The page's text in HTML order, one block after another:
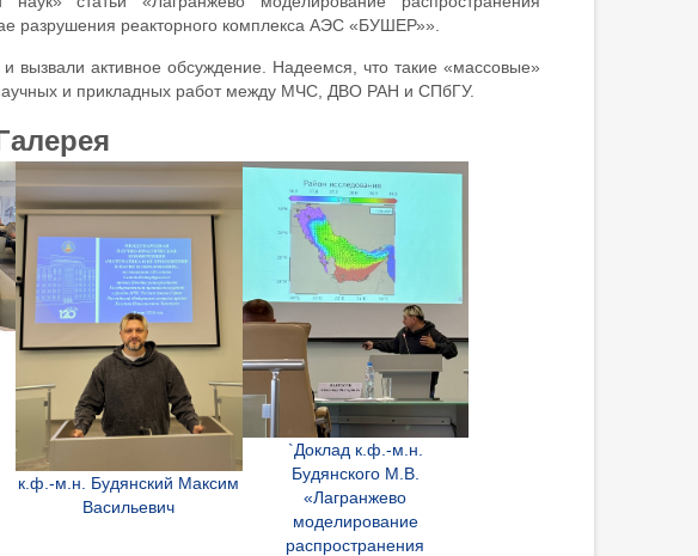
разрушения реакторного комплекса АЭС «БУШЕР»».
активное обсуждение. Надеемся, что такие «массовые»
и прикладных работ между МЧС, ДВО РАН и СПбГУ.
к.ф.-м.н. Будянский Максим
Васильевич
`Доклад к.ф.-м.н.
Будянского М.В.
«Лагранжево
моделирование
распространения